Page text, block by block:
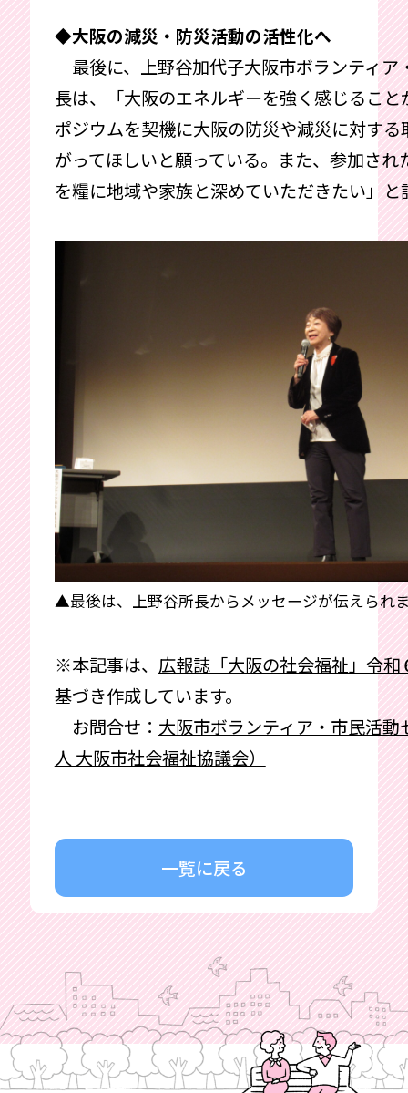
◆大阪の減災・防災活動の活性化へ
最後に、上野谷加代子大阪市ボランティア
長は、「大阪のエネルギーを強く感じるこ
ポジウムを契機に大阪の防災や減災に対す
がってほしいと願っている。また、参加さ
を糧に地域や家族と深めていただきたい」と
▲最後は、上野谷所長からメッセージが伝えられ
※本記事は、 広報誌「大阪の社会福祉」令
基づき作成しています。
お問合せ： 大阪市ボランティア・市民活
人 大阪市社会福祉協議会）
一覧に戻る